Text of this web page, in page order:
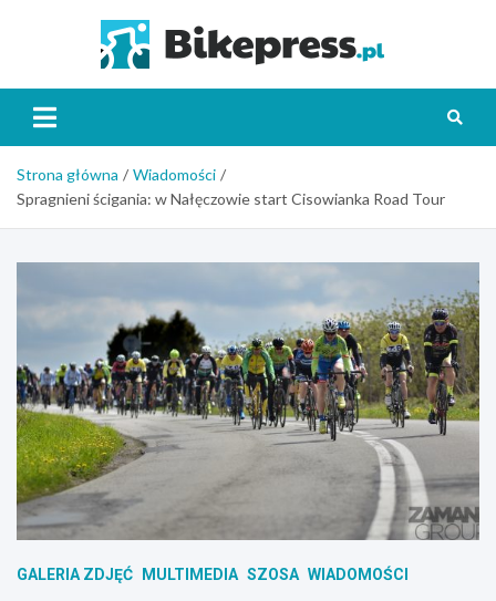
Strona główna
Wiadomości
Spragnieni ścigania: w Nałęczowie start Cisowianka Road Tour
GALERIA ZDJĘĆ MULTIMEDIA SZOSA WIADOMOŚCI